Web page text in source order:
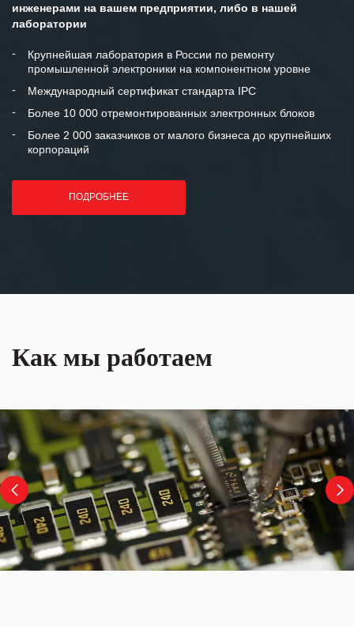
Мы высоко ценим сложившиеся
и доверительные партнерские
отношения и искренне желаем
«Инженерной компании «555» долгих
лет успеха и процветания.
инженерами на вашем предприятии, либо в нашей
лаборатории
Крупнейшая лаборатория в России по ремонту
промышленной электроники на компонентном уровне
Международный сертификат стандарта IPC
Более 10 000 отремонтированных электронных блоков
Более 2 000 заказчиков от малого бизнеса до крупнейших
корпораций
ПОДРОБНЕЕ
Как мы работаем